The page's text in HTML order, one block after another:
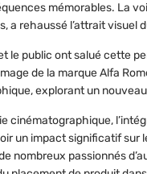
mémorables. La
a rehaussé l’attrait visuel
le public ont salué cette
de la marque Alfa
explorant un
cinématographique,
un impact significatif sur
nombreux passionnés